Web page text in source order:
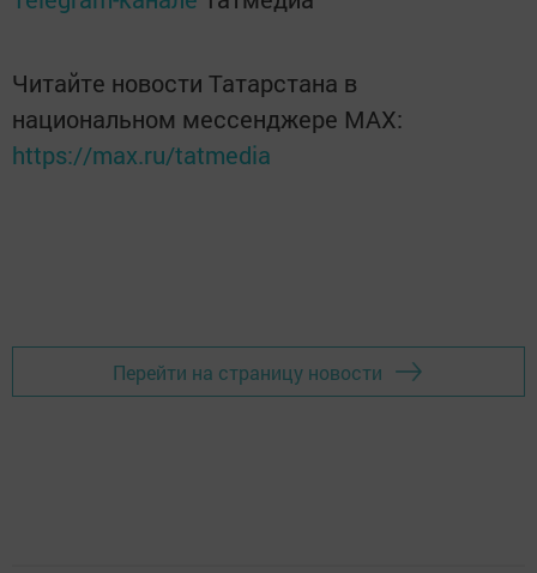
Читайте новости Татарстана в
национальном мессенджере MАХ:
https://max.ru/tatmedia
Перейти на страницу новости